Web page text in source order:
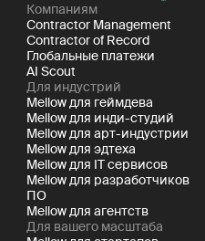
Компаниям
Contractor Management
Contractor of Record
Глобальные платежи
AI Scout
Для индустрий
Mellow для геймдева
Mellow для инди-студий
Mellow для арт-индустрии
Mellow для эдтеха
Mellow для IT сервисов
Mellow для разработчиков
ПО
Mellow для агентств
Для вашего масштаба